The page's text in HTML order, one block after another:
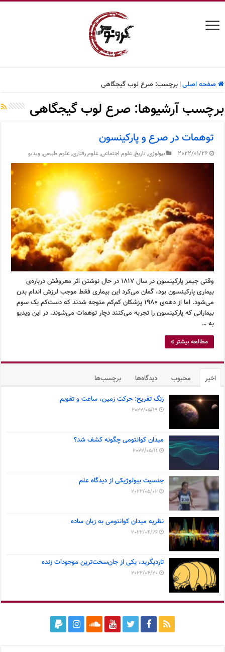
صفحه اصلی| برچسب: صرع لوب گیجگاهی
برچسب آرشیوها:صرع لوب گیجگاهی
توهمات در صرع و پارکینسون
2022/01/26 بیولوژی, تاریخ,علوم اجتماعی,علوم رفتاری,علوم طبیعی,ویدیو
وقتی جیمز پارکینسون در سال ۱۸۱۷ در حال نوشتن اثر معروفش درباره‌ی
بیماری پارکینسون بود، گمان می‌کرد این بیماری فقط موجب لرزش اندام بدن
می‌شود. اما از دهه‌ی ۱۹۸۰ پزشکان کم‌کم متوجه شدند که دست‌کم یک سوم
بیمارانی که پارکینسون را تجربه می‌کنند دچار توهمات می‌شوند. در این ویدیو
به …
مطالعه بیشتر »
اخیر محبوب دیدگاه‌ها برچسب‌ها
زنگ تفریح: حرکت زمین، ساعت و تقویم
2022/05/19
میدان کوانتومی چگونه کشف شد؟
2022/05/11
جنسیت بیولوژیکی از دیدگاه علم
2022/05/02
نظریه میدان کوانتومی به زبان ساده
2022/04/26
تاردیگرید، یکی از جان‌سخت‌ترین موجودات زنده
2022/04/20